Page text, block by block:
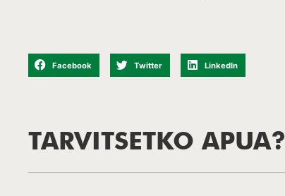
Facebook Twitter LinkedIn
TARVITSETKO APUA?